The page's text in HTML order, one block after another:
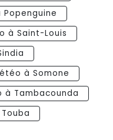
à Saint-Louis
à Somone
à Tambacounda